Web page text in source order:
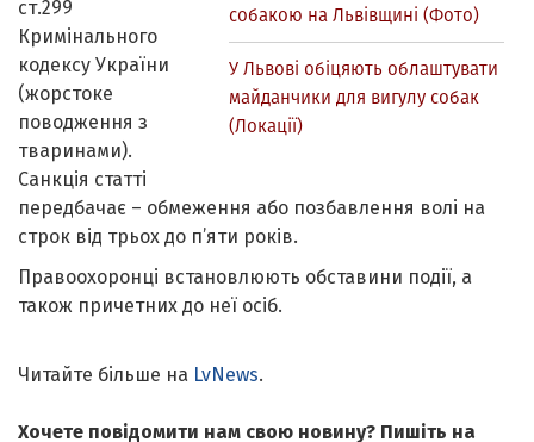
собакою на Львівщині (Фото)
У Львові обіцяють облаштувати
майданчики для вигулу собак
(Локації)
ст.299
Кримінального
кодексу України
(жорстоке
поводження з
тваринами).
Санкція статті
передбачає – обмеження або позбавлення волі на
строк від трьох до п’яти років.
Правоохоронці встановлюють обставини події, а
також причетних до неї осіб.
Читайте більше на LvNews.
Хочете повідомити нам свою новину? Пишіть на